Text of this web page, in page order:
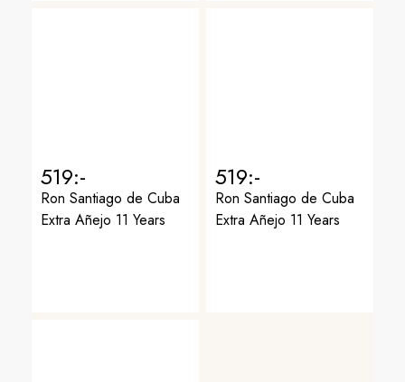
519:-
Ron Santiago de Cuba
Extra Añejo 11 Years
519:-
Ron Santiago de Cuba
Extra Añejo 11 Years